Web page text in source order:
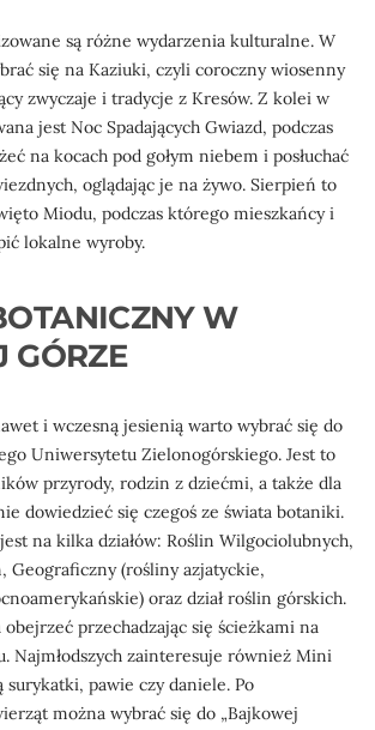
są różne wydarzenia kulturalne. W
się na Kaziuki, czyli coroczny wiosenny
zwyczaje i tradycje z Kresów. Z kolei w
jest Noc Spadających Gwiazd, podczas
na kocach pod gołym niebem i posłuchać
oglądając je na żywo. Sierpień to
Miodu, podczas którego mieszkańcy i
lokalne wyroby.
W
GÓRZE
i wczesną jesienią warto wybrać się do
Uniwersytetu Zielonogórskiego. Jest to
przyrody, rodzin z dziećmi, a także dla
dowiedzieć się czegoś ze świata botaniki.
na kilka działów: Roślin Wilgociolubnych,
Geograficzny (rośliny azjatyckie,
oraz dział roślin górskich.
przechadzając się ścieżkami na
Najmłodszych zainteresuje również Mini
surykatki, pawie czy daniele. Po
można wybrać się do „Bajkowej